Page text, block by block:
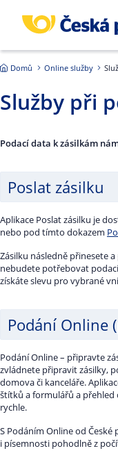
Domů Online služby
Služby při
Podací data k zásilkám
Poslat zásilku
Aplikace Poslat zásilku je
nebo pod tímto dokazem
Zásilku následně přinesete
nebudete potřebovat
získáte slevu pro vybrané
Podání Online
Podání Online – připravte
zvládnete připravit zásilky,
domova či kanceláře.
štítků a formulářů a přehled
rychle.
S Podáním Online od
i písemnosti pohodlně z